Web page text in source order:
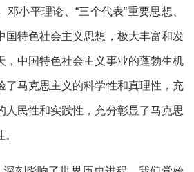
小平理论、“三个代表”重要思想、
国特色社会主义思想，极大丰富和发
，中国特色社会主义事业的蓬勃生机
了马克思主义的科学性和真理性，充
人民性和实践性，充分彰显了马克思